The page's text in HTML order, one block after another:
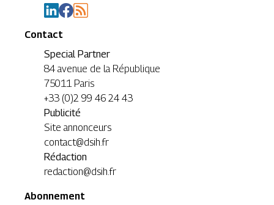
Contact
Special Partner
84 avenue de la République
75011 Paris
+33 (0)2 99 46 24 43
Publicité
Site annonceurs
contact@dsih.fr
Rédaction
redaction@dsih.fr
Abonnement